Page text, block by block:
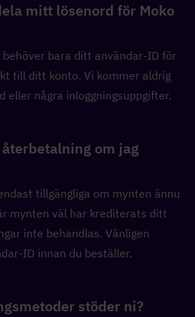
mitt lösenord för Moko
behöver bara ditt användar-ID för
till ditt konto. Vi kommer aldrig
eller några inloggningsuppgifter.
om jag
tillgängliga om mynten ännu
mynten väl har krediterats ditt
inte behandlas. Vänligen
ID innan du beställer.
stöder ni?